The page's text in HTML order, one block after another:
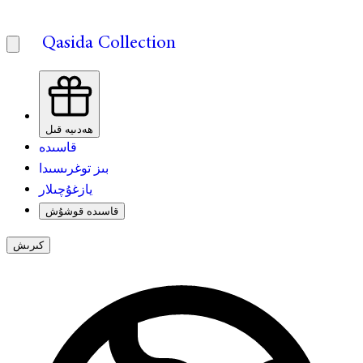
Qasida Collection
ھەدىيە قىل
قاسىدە
بىز توغرىسىدا
يازغۇچىلار
قاسىدە قوشۇش
كىرىش